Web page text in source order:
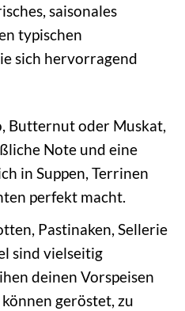
saisonales
typischen
sich hervorragend
Butternut oder Muskat,
Note und eine
in Suppen, Terrinen
perfekt macht.
Pastinaken, Sellerie
sind vielseitig
deinen Vorspeisen
geröstet, zu